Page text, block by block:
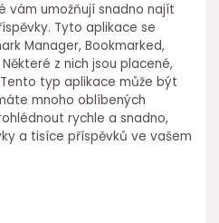
vám umožňují snadno najít
Tyto aplikace se
Manager, Bookmarked,
z nich jsou placené,
typ aplikace může být
mnoho oblíbených
rychle a snadno,
a tisíce příspěvků ve vašem